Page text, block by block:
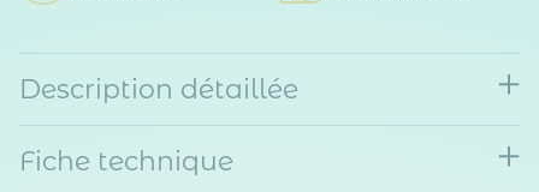
Description détaillée
Fiche technique